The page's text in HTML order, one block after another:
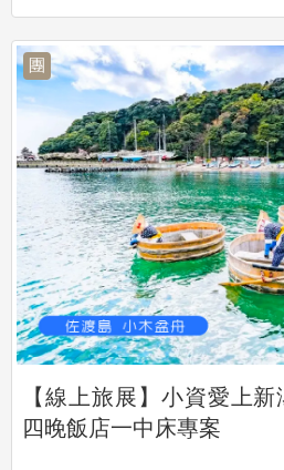
團
【線上旅展】小資愛上
四晚飯店一中床專案